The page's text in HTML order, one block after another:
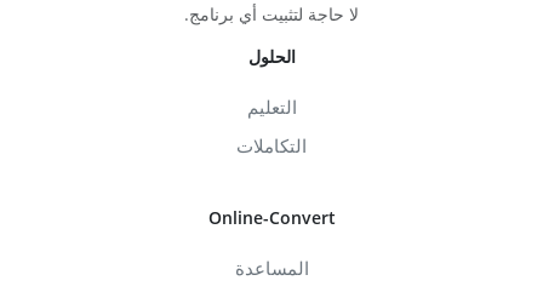
لا حاجة لتثبيت أي برنامج.
الحلول
التعليم
التكاملات
Online-Convert
المساعدة